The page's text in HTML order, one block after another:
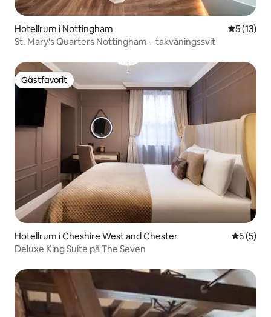
Hotellrum i Nottingham 5 av 5 i
5 (13)
St. Mary's Quarters Nottingham – takvåningssvit
Gästfavorit
Gästfavorit
Hotellrum i Cheshire West and Chester 5 av 5 i
5 (5)
Deluxe King Suite på The Seven